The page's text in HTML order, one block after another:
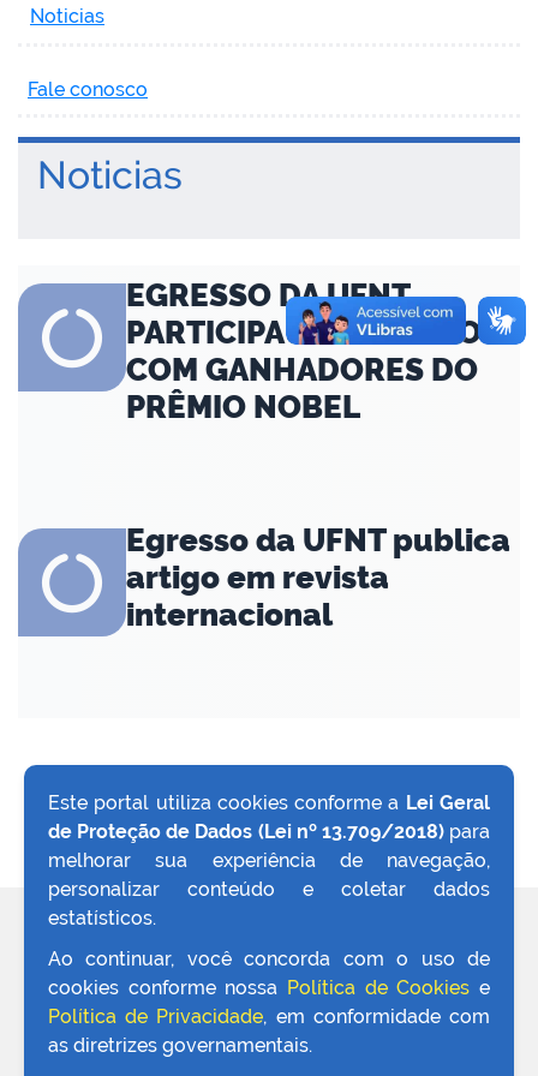
Noticias
Fale conosco
Noticias
EGRESSO DA UFNT
PARTICIPA DE DIÁLOGO
COM GANHADORES DO
PRÊMIO NOBEL
Egresso da UFNT publica
artigo em revista
internacional
VOLTAR AO TOPO
Este portal utiliza cookies conforme a Lei Geral
de Proteção de Dados (Lei nº 13.709/2018)para
melhorar sua experiência de navegação,
personalizar conteúdo e coletar dados
estatísticos.
Ao continuar, você concorda com o uso de
cookies conforme nossa Política de Cookies e
Política de Privacidade, em conformidade com
as diretrizes governamentais.